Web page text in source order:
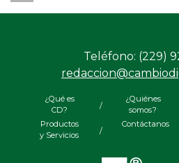
Teléfono: (229)
¿Qué es
CD?
/
¿Quiénes
somos?
Productos
y Servicios
/
Contáctanos